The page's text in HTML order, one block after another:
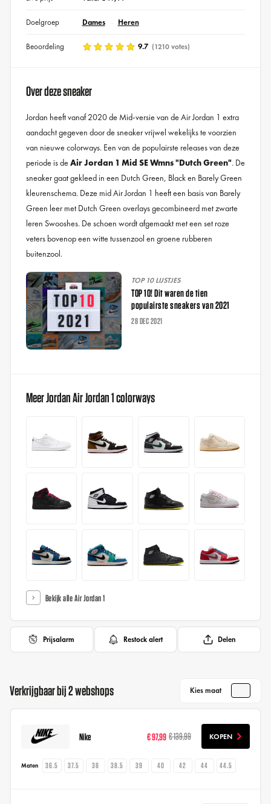
Doelgroep Dames Heren
Beoordeling 9.7 (1210 votes)
Over deze sneaker
Jordan heeft vanaf 2020 de Mid-versie van de Air Jordan 1 extra
aandacht gegeven door de sneaker vrijwel wekelijks te voorzien
van nieuwe colorways. Een van de populairste releases van deze
periode is deAir Jordan 1 Mid SE Wmns "Dutch Green". De
sneaker gaat gekleed in een Dutch Green, Black en Barely Green
kleurenschema. Deze mid Air Jordan 1 heeft een basis van Barely
Green leer met Dutch Green overlays gecombineerd met zwarte
leren Swooshes. De schoen wordt afgemaakt met een set roze
veters bovenop een witte tussenzool en groene rubberen
buitenzool.
TOP 10 LIJSTJES
TOP 10! Dit waren de tien
populairste sneakers van 2021
28 DEC 2021
Meer Jordan Air Jordan 1 colorways
Bekijk alle Air Jordan 1
Prijsalarm Restock alert Delen
Verkrijgbaar bij 2 webshops Kies maat
Nike € 97,99 € 139,99 KOPEN
Maten 36.5 37.5 38 38.5 39 40 42 44 44.5